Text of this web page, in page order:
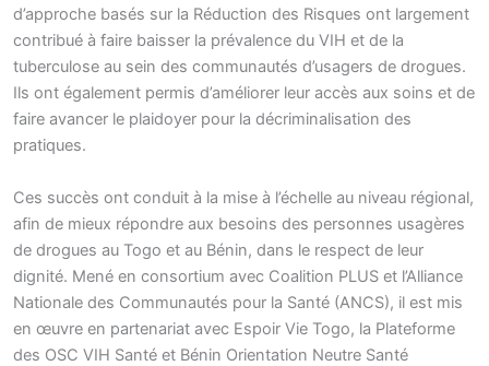
d’approche basés sur la Réduction des Risques ont largement
contribué à faire baisser la prévalence du VIH et de la
tuberculose au sein des communautés d’usagers de drogues.
Ils ont également permis d’améliorer leur accès aux soins et de
faire avancer le plaidoyer pour la décriminalisation des
pratiques.
Ces succès ont conduit à la mise à l’échelle au niveau régional,
afin de mieux répondre aux besoins des personnes usagères
de drogues au Togo et au Bénin, dans le respect de leur
dignité. Mené en consortium avec Coalition PLUS et l’Alliance
Nationale des Communautés pour la Santé (ANCS), il est mis
en œuvre en partenariat avec Espoir Vie Togo, la Plateforme
des OSC VIH Santé et Bénin Orientation Neutre Santé